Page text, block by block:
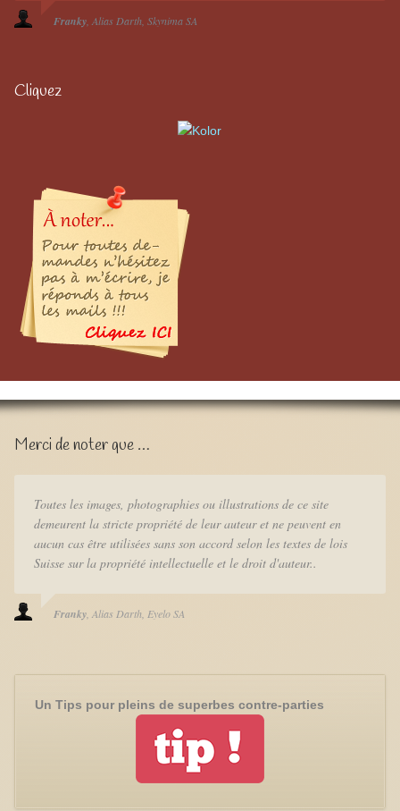
Franky Alias Darth Skynima SA
Cliquez
Merci de noter que …
Toutes les images, photographies ou illustrations de ce site
demeurent la stricte propriété de leur auteur et ne peuvent en
aucun cas être utilisées sans son accord selon les textes de lois
Suisse sur la propriété intellectuelle et le droit d'auteur..
Franky Alias Darth Eyelo SA
Un Tips pour pleins de superbes contre-parties